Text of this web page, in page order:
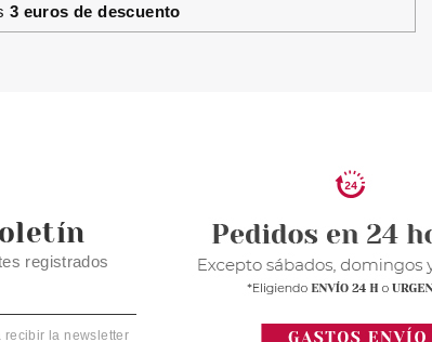
3 euros de descuento
registrados
recibir la newsletter